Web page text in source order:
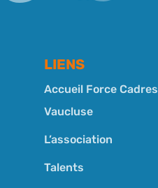
LIENS
Accueil Force Cadres
Vaucluse
L’association
Talents